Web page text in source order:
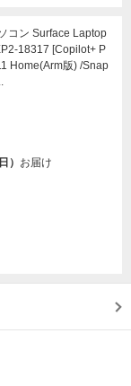
コン Surface Laptop
18317 [Copilot+ P
Home(Arm版) /Snap
） お届け